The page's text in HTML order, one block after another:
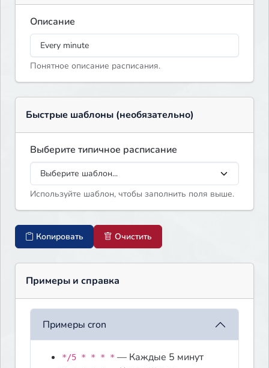
Описание
Понятное описание расписания.
Быстрые шаблоны (необязательно)
Выберите типичное расписание
Используйте шаблон, чтобы заполнить поля выше.
Копировать Очистить
Примеры и справка
Примеры cron
*/5 * * * * — Каждые 5 минут